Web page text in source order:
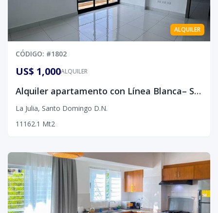
ALQUILER
CÓDIGO: #1802
ALQUILER
US$ 1,000
Alquiler apartamento con Línea Blanca– Sector La Julia, D.N
La Julia, Santo Domingo D.N.
1 1 162.1 Mt2